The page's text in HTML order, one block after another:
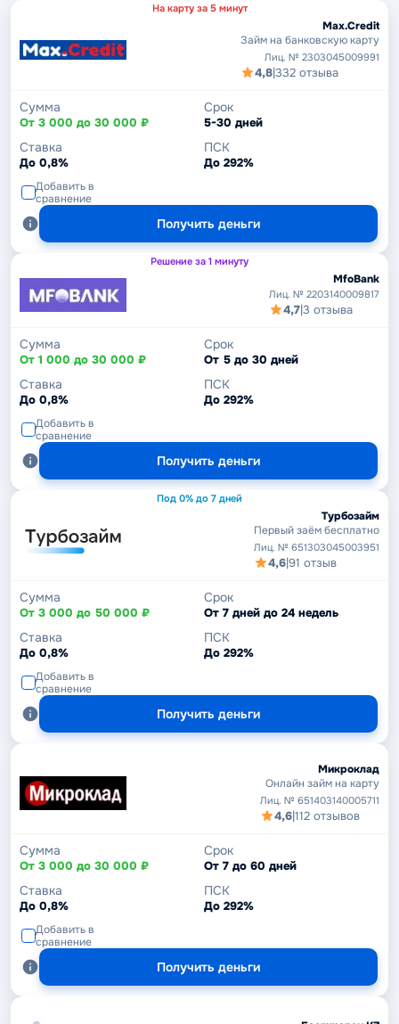
На карту за 5 минут
Max.Credit
Займ на банковскую карту
Лиц. № 2303045009991
4,8|332 отзыва
Сумма
От 3 000 до 30 000 ₽
Срок
5-30 дней
Ставка
До 0,8%
ПСК
До 292%
Добавить в
сравнение
Получить деньги
Решение за 1 минуту
MfoBank
Лиц. № 2203140009817
4,7|3 отзыва
Сумма
От 1 000 до 30 000 ₽
Срок
От 5 до 30 дней
Ставка
До 0,8%
ПСК
До 292%
Добавить в
сравнение
Получить деньги
Под 0% до 7 дней
Турбозайм
Первый заём бесплатно
Лиц. № 651303045003951
4,6|91 отзыв
Сумма
От 3 000 до 50 000 ₽
Срок
От 7 дней до 24 недель
Ставка
До 0,8%
ПСК
До 292%
Добавить в
сравнение
Получить деньги
Микроклад
Онлайн займ на карту
Лиц. № 651403140005711
4,6|112 отзывов
Сумма
От 3 000 до 30 000 ₽
Срок
От 7 до 60 дней
Ставка
До 0,8%
ПСК
До 292%
Добавить в
сравнение
Получить деньги